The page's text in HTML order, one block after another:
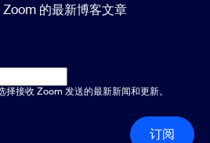
的最新博客文章
接收 Zoom 发送的最新新闻和更新。
订阅